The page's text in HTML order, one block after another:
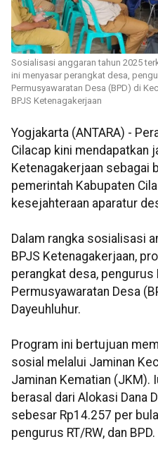
Sosialisasi anggaran tahun 2025
ini menyasar perangkat desa,
Permusyawaratan Desa (BPD) di
BPJS Ketenagakerjaan
Yogjakarta (ANTARA) -
Cilacap kini mendapatkan
Ketenagakerjaan sebagai
pemerintah Kabupaten
kesejahteraan aparatur
Dalam rangka sosialisasi
BPJS Ketenagakerjaan,
perangkat desa, pengurus
Permusyawaratan Desa
Dayeuhluhur.
Program ini bertujuan
sosial melalui Jaminan
Jaminan Kematian (JKM).
berasal dari Alokasi Dana
sebesar Rp14.257 per
pengurus RT/RW, dan BPD.